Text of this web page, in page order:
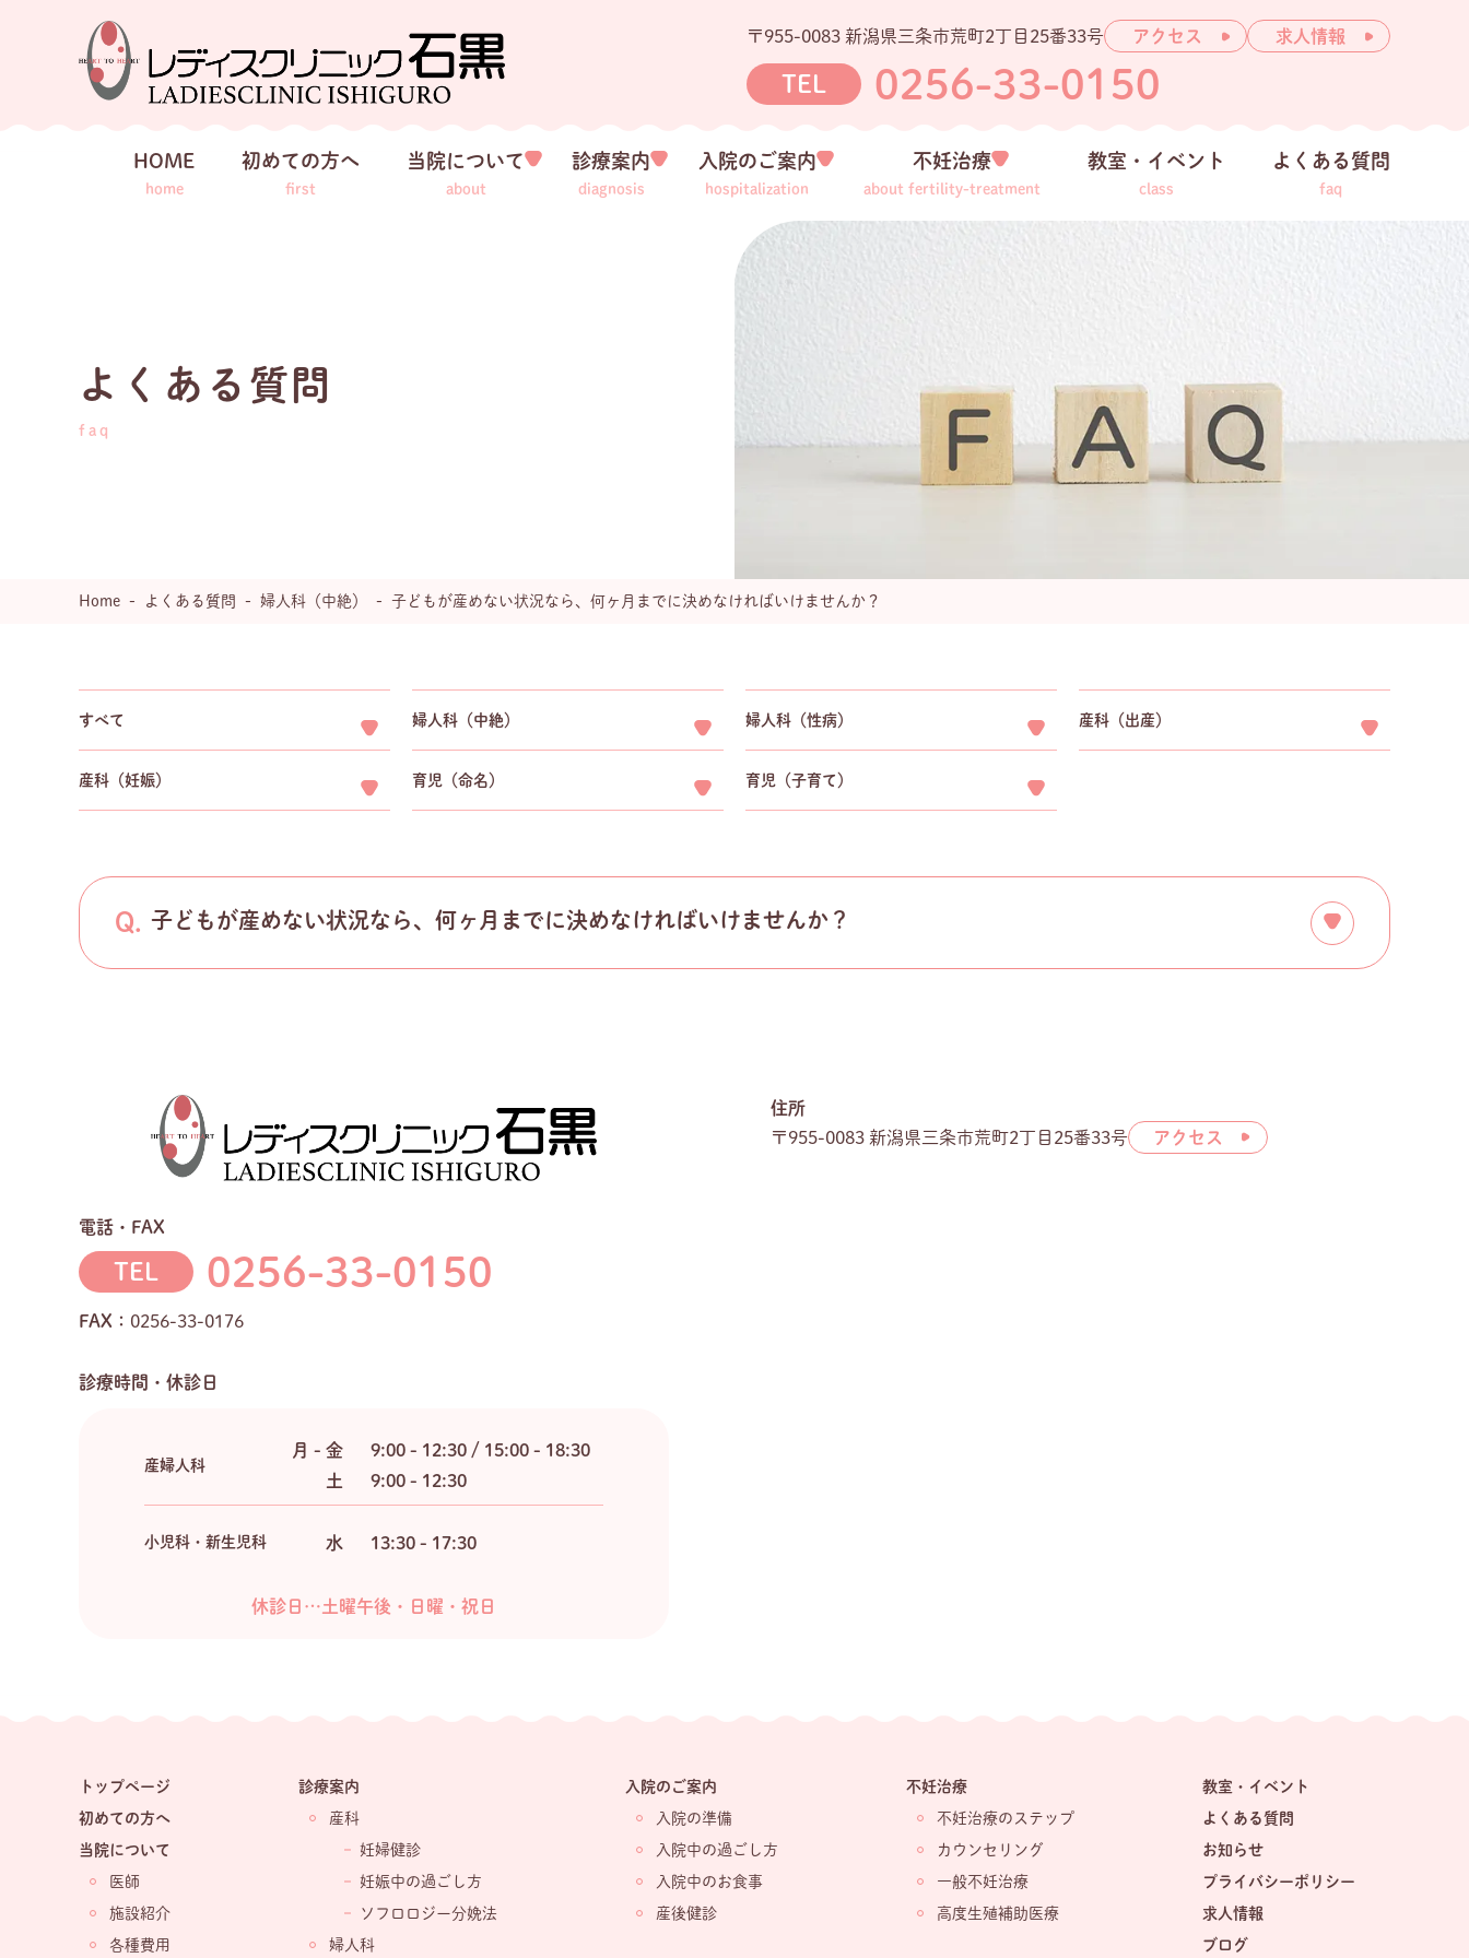
〒955-0083 新潟県三条市荒町2丁目25番33号 アクセス 求人情報
TEL 0256-33-0150
HOME
home
初めての方へ
first
当院について
about
診療案内
diagnosis
入院のご案内
hospitalization
不妊治療
about fertility-treatment
教室・イベント
class
よくある質問
faq
よくある質問
Home よくある質問 婦人科（中絶） 子どもが産めない状況なら、何ヶ月までに決めなければいけませんか？
すべて 婦人科（中絶） 婦人科（性病） 産科（出産）
産科（妊娠） 育児（命名） 育児（子育て）
子どもが産めない状況なら、何ヶ月までに決めなければいけませんか？
電話・FAX
TEL 0256-33-0150
FAX： 0256-33-0176
診療時間・休診日
産婦人科
月 - 金
9:00 - 12:30 / 15:00 - 18:30
土
9:00 - 12:30
小児科・新生児科 水 13:30 - 17:30
休診日…土曜午後・日曜・祝日
住所
〒955-0083 新潟県三条市荒町2丁目25番33号
アクセス
トップページ
初めての方へ
当院について
医師
施設紹介
各種費用
診療案内
産科
妊婦健診
妊娠中の過ごし方
ソフロロジー分娩法
婦人科
入院のご案内
入院の準備
入院中の過ごし方
入院中のお食事
産後健診
不妊治療
不妊治療のステップ
カウンセリング
一般不妊治療
高度生殖補助医療
教室・イベント
よくある質問
お知らせ
プライバシーポリシー
求人情報
ブログ